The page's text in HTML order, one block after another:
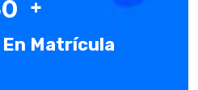
Matrícula